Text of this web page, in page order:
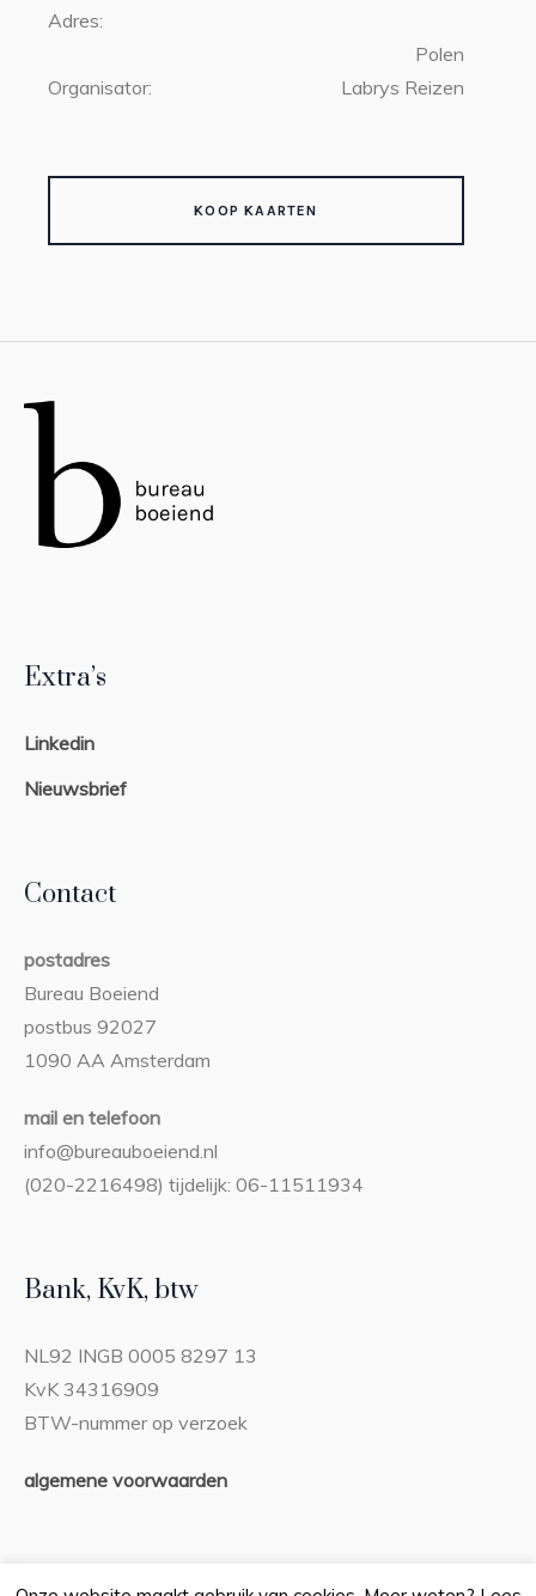
Adres:
Polen
Organisator:
Labrys Reizen
KOOP KAARTEN
Extra’s
Linkedin
Nieuwsbrief
Contact
postadres
Bureau Boeiend
postbus 92027
1090 AA Amsterdam
mail en telefoon
info@bureauboeiend.nl
(020-2216498) tijdelijk: 06-11511934
Bank, KvK, btw
NL92 INGB 0005 8297 13
KvK 34316909
BTW-nummer op verzoek
algemene voorwaarden